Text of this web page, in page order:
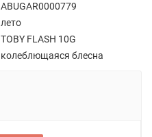
ABUGAR0000779
лето
TOBY FLASH 10G
колеблющаяся блесна